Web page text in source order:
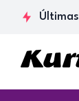
Últimas
DE CORPO